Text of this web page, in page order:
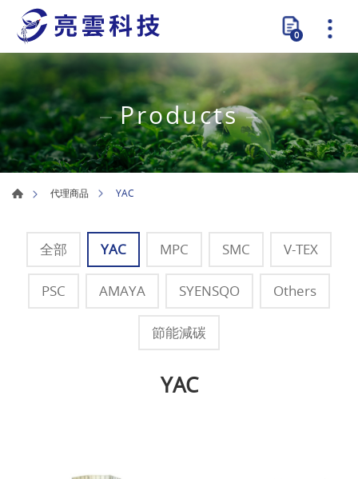
0
Products
代理商品 YAC
全部 YAC MPC SMC V-TEX
PSC AMAYA SYENSQO Others
節能減碳
YAC